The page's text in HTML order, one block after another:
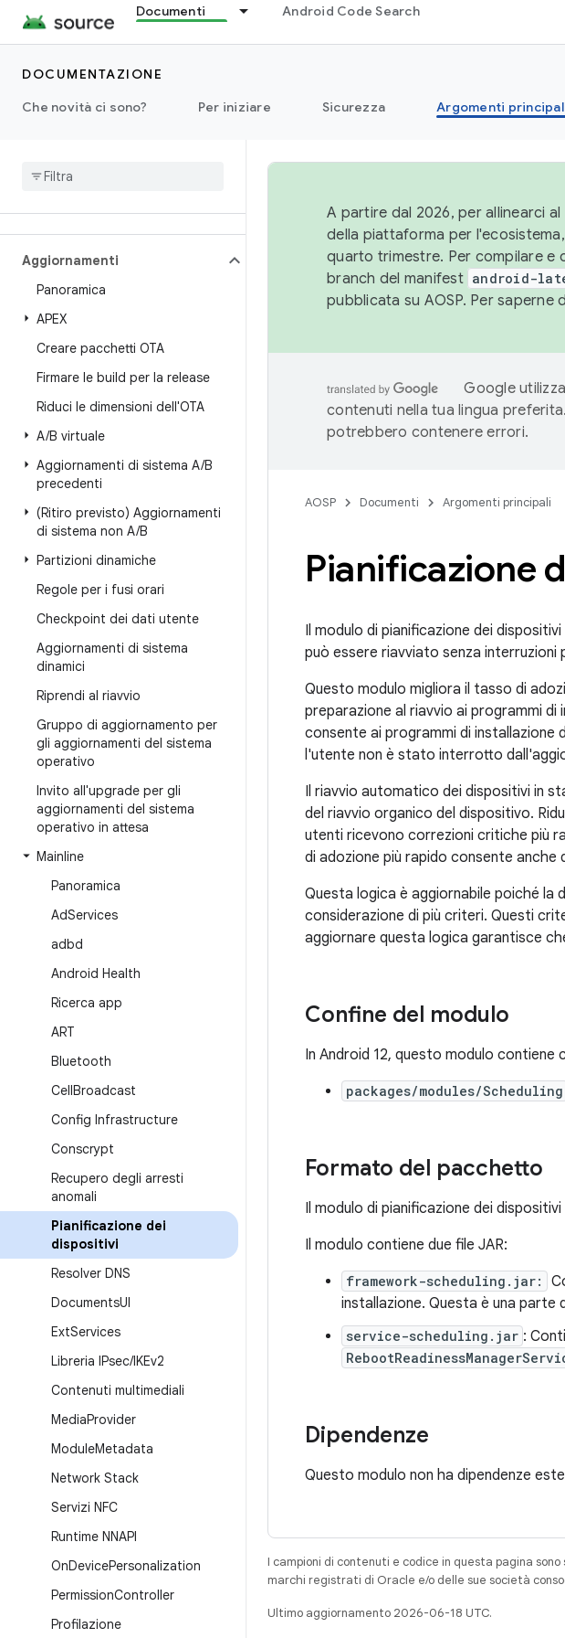
Documenti Android Code Search
DOCUMENTAZIONE
Che novità ci sono?
Per iniziare Sicurezza Argomenti
Impostazioni
Test
Aggiornamenti
Panoramica
APEX
Creare pacchetti OTA
Firmare le build per la release
Riduci le dimensioni dell'OTA
A/B virtuale
Aggiornamenti di sistema A/B
precedenti
(Ritiro previsto) Aggiornamenti
di sistema non A/B
Partizioni dinamiche
Regole per i fusi orari
Checkpoint dei dati utente
Aggiornamenti di sistema
dinamici
Riprendi al riavvio
Gruppo di aggiornamento per
gli aggiornamenti del sistema
operativo
Invito all'upgrade per gli
aggiornamenti del sistema
operativo in attesa
Mainline
Panoramica
AdServices
adbd
Android Health
Ricerca app
ART
Bluetooth
CellBroadcast
Config Infrastructure
Conscrypt
Recupero degli arresti
anomali
Pianificazione dei
dispositivi
Resolver DNS
DocumentsUI
ExtServices
Libreria IPsec/IKEv2
Contenuti multimediali
MediaProvider
ModuleMetadata
Network Stack
Servizi NFC
Runtime NNAPI
OnDevicePersonalization
PermissionController
Profilazione
A partire dal 2026, per allinearci
della piattaforma per
quarto trimestre. Per compilare e
branch del manifest android-
pubblicata su AOSP. Per saperne
Google
contenuti nella tua lingua
potrebbero contenere errori.
AOSP Documenti Argomenti principali
Pianificazione
Il modulo di pianificazione dei
può essere riavviato senza interruzioni
Questo modulo migliora il tasso di
preparazione al riavvio ai programmi
consente ai programmi di installazione
l'utente non è stato interrotto
Il riavvio automatico dei dispositivi in
del riavvio organico del dispositivo.
utenti ricevono correzioni critiche più
di adozione più rapido consente anche
Questa logica è aggiornabile poiché la
considerazione di più criteri. Questi
aggiornare questa logica garantisce
Confine del modulo
In Android 12, questo modulo
packages/modules/Scheduling
Formato del pacchetto
Il modulo di pianificazione dei dispositivi
Il modulo contiene due file JAR:
framework-scheduling.jar:
installazione. Questa è una parte
service-scheduling.jar :
Dipendenze
Questo modulo non ha dipendenze
I campioni di contenuti e codice in questa pagina
marchi registrati di Oracle e/o delle sue società
Ultimo aggiornamento 2026-06-18 UTC.